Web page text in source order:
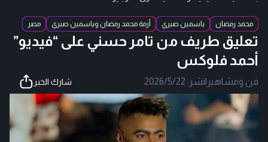
محمد رمضان ياسمين صبري أزمة محمد رمضان وياسمين صبري مصر
تعليق طريف من تامر حسني على “فيديو”
أحمد فلوكس
فن ومشاهير |نشر: 2026/5/22 شارك الخبر